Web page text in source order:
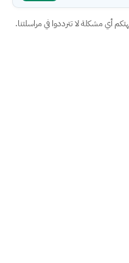
أي مشكلة لا تترددوا في مراسلتنا.